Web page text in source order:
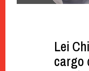
Lei
cargo